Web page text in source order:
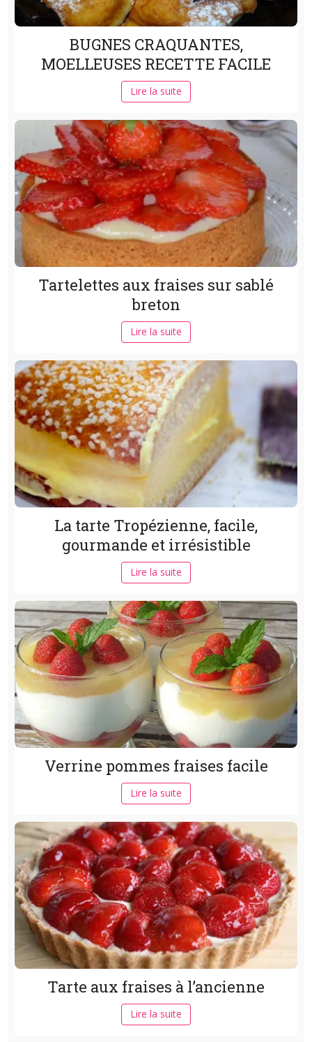
BUGNES CRAQUANTES,
MOELLEUSES RECETTE FACILE
Lire la suite
Tartelettes aux fraises sur sablé
breton
Lire la suite
La tarte Tropézienne, facile,
gourmande et irrésistible
Lire la suite
Verrine pommes fraises facile
Lire la suite
Tarte aux fraises à l’ancienne
Lire la suite